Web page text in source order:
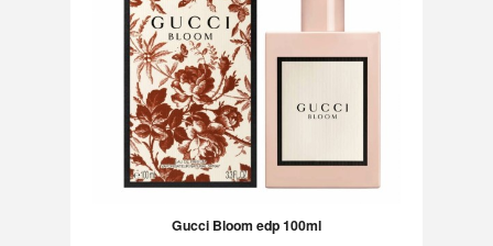
Gucci Bloom edp 100ml